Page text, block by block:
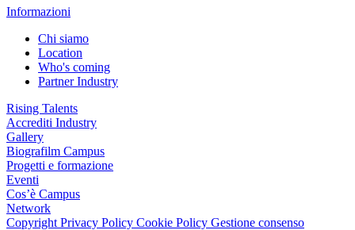
Informazioni
Chi siamo
Location
Who's coming
Partner Industry
Rising Talents
Accrediti Industry
Gallery
Biografilm Campus
Progetti e formazione
Eventi
Cos’è Campus
Network
Copyright Privacy Policy Cookie Policy Gestione consenso